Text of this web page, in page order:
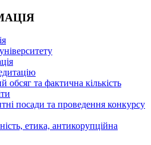
обсяг та фактична кількість
посади та проведення конкурсу
етика, антикорупційна